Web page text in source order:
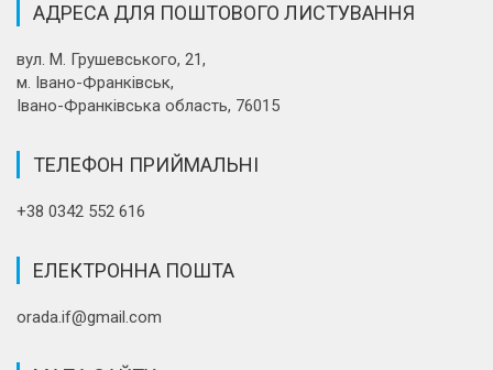
АДРЕСА ДЛЯ ПОШТОВОГО ЛИСТУВАННЯ
вул. М. Грушевського, 21,
м. Івано-Франківськ,
Івано-Франківська область, 76015
ТЕЛЕФОН ПРИЙМАЛЬНІ
+38 0342 552 616
ЕЛЕКТРОННА ПОШТА
orada.if@gmail.com